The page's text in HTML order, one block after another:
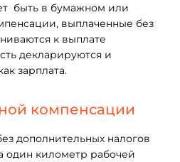
быть в бумажном или
выплаченные без
к выплате
декларируются и
зарплата.
компенсации
дополнительных налогов
один километр рабочей